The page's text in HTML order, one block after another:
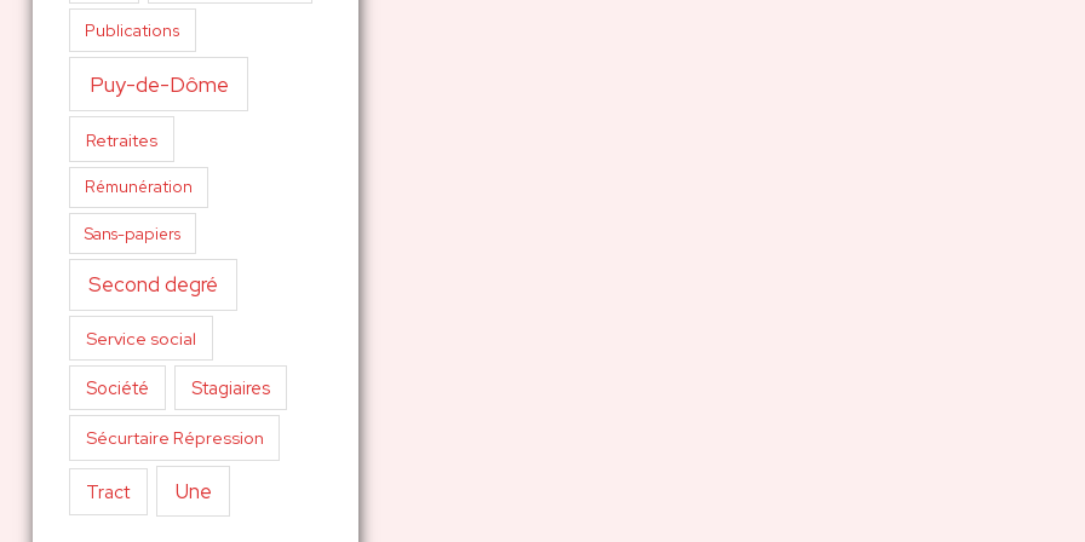
Publications
Puy-de-Dôme
Retraites
Rémunération
Sans-papiers
Second degré
Service social
Société Stagiaires
Sécurtaire Répression
Tract Une